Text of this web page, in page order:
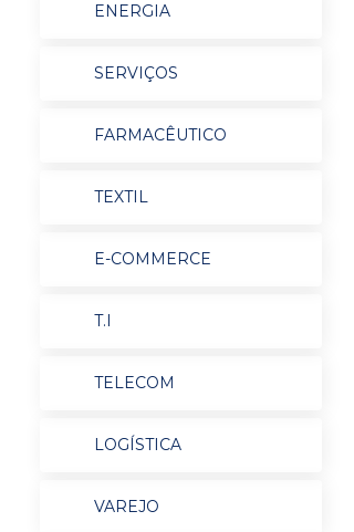
ENERGIA
SERVIÇOS
FARMACÊUTICO
TEXTIL
E-COMMERCE
T.I
TELECOM
LOGÍSTICA
VAREJO